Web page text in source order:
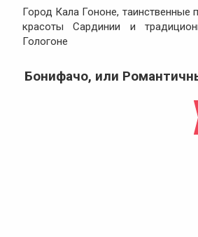
Город Кала Гононе, таинственные
красоты Сардинии и
Гологоне
Бонифачо, или